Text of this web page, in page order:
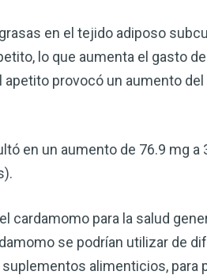
en el tejido adiposo
lo que aumenta el gasto
apetito provocó un aumento
en un aumento de 76.9 mg
para la salud
se podrían utilizar de
alimenticios, para